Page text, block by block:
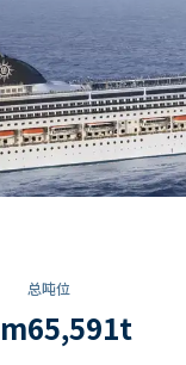
m
总吨位
65,591t